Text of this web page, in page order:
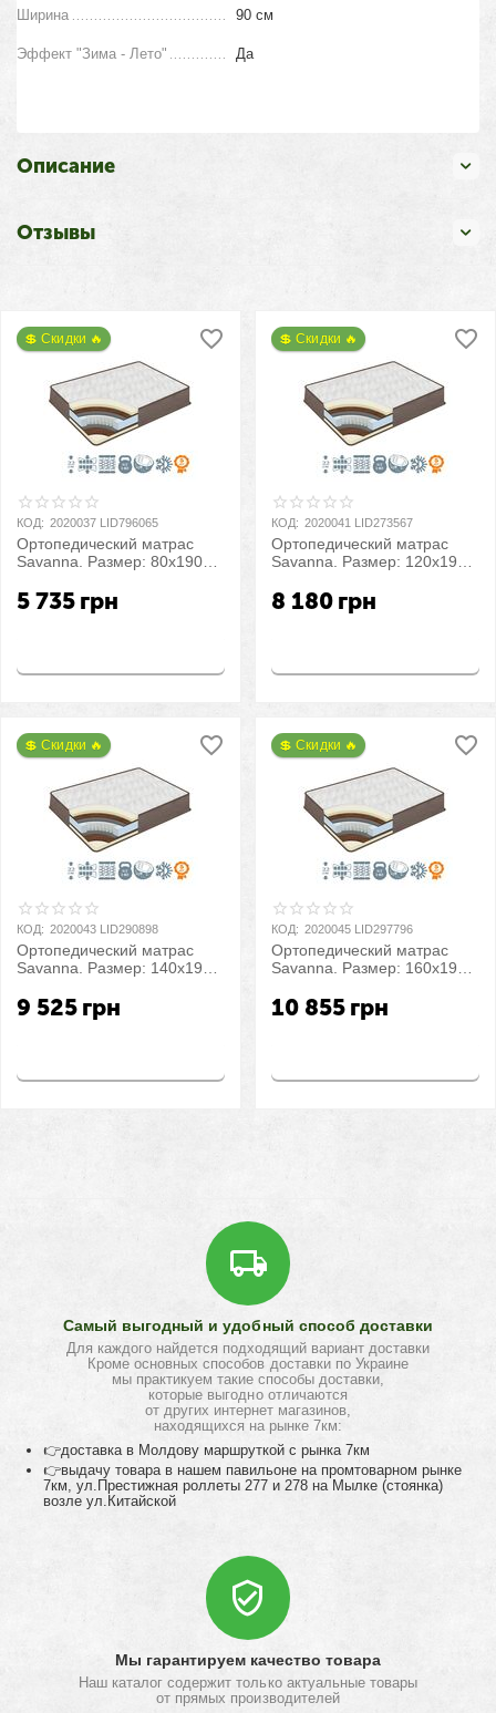
Ширина 90 см
Эффект "Зима - Лето" Да
Описание
Отзывы
💲 Скидки 🔥
КОД: 2020037 LID796065
Ортопедический матрас
Savanna. Размер: 80х190
5 735 грн
💲 Скидки 🔥
КОД: 2020041 LID273567
Ортопедический матрас
Savanna. Размер: 120х190
8 180 грн
💲 Скидки 🔥
КОД: 2020043 LID290898
Ортопедический матрас
Savanna. Размер: 140х190
9 525 грн
💲 Скидки 🔥
КОД: 2020045 LID297796
Ортопедический матрас
Savanna. Размер: 160х190
10 855 грн
Самый выгодный и удобный способ доставки
Для каждого найдется подходящий вариант доставки
Кроме основных способов доставки по Украине
мы практикуем такие способы доставки,
которые выгодно отличаются
от других интернет магазинов,
находящихся на рынке 7км:
👉доставка в Молдову маршруткой с рынка 7км
👉выдачу товара в нашем павильоне на промтоварном рынке
7км, ул.Престижная роллеты 277 и 278 на Мылке (стоянка)
возле ул.Китайской
Мы гарантируем качество товара
Наш каталог содержит только актуальные товары
от прямых производителей